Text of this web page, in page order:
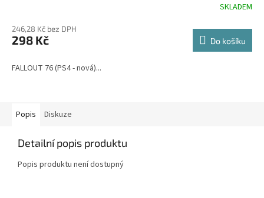
SKLADEM
246,28 Kč bez DPH
298 Kč Do košíku
FALLOUT 76 (PS4 - nová)...
Popis Diskuze
Detailní popis produktu
Popis produktu není dostupný